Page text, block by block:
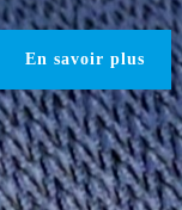
En savoir plus